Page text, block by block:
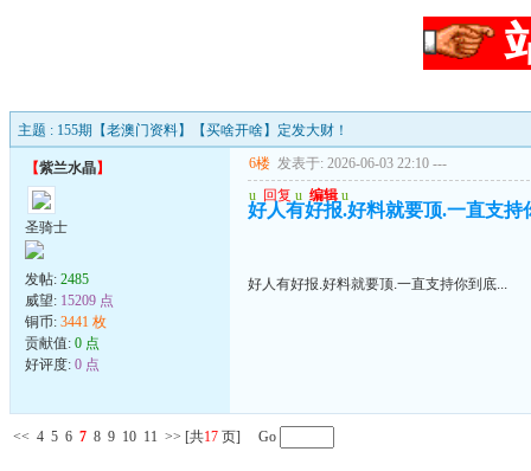
主题 : 155期【老澳门资料】【买啥开啥】定发大财！
【紫兰水晶】
圣骑士
发帖: 2485
威望: 15209 点
铜币: 3441 枚
贡献值: 0 点
好评度: 0 点
6楼 发表于: 2026-06-03 22:10 ---
u 回复 u 编辑 u
好人有好报.好料就要顶.一直支持
好人有好报.好料就要顶.一直支持你到底...
<< 4 5 6 7 8 9 10 11 >> [共17 页] Go